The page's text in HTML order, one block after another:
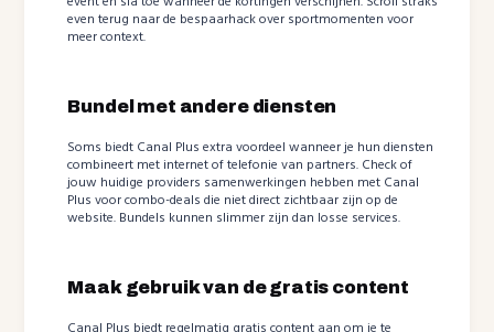
even terug naar de bespaarhack over sportmomenten voor
meer context.
Bundel met andere diensten
Soms biedt Canal Plus extra voordeel wanneer je hun diensten
combineert met internet of telefonie van partners. Check of
jouw huidige providers samenwerkingen hebben met Canal
Plus voor combo-deals die niet direct zichtbaar zijn op de
website. Bundels kunnen slimmer zijn dan losse services.
Maak gebruik van de gratis content